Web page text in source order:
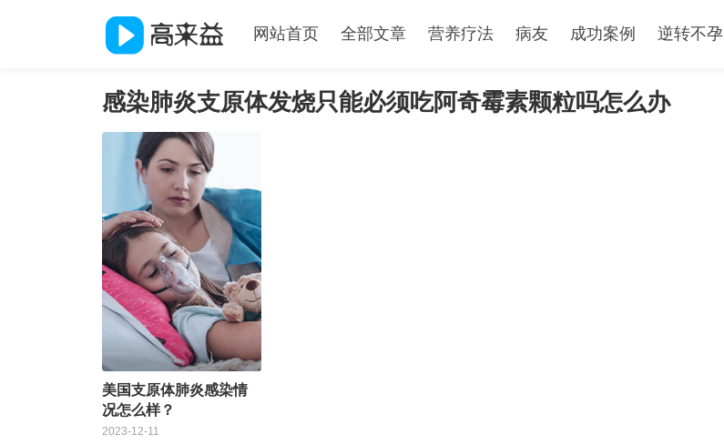
网站首页 全部文章 营养疗法 病友 成功案例 逆转不孕
感染肺炎支原体发烧只能必须吃阿奇霉素颗粒吗怎么办
美国支原体肺炎感染情
况怎么样？
2023-12-11